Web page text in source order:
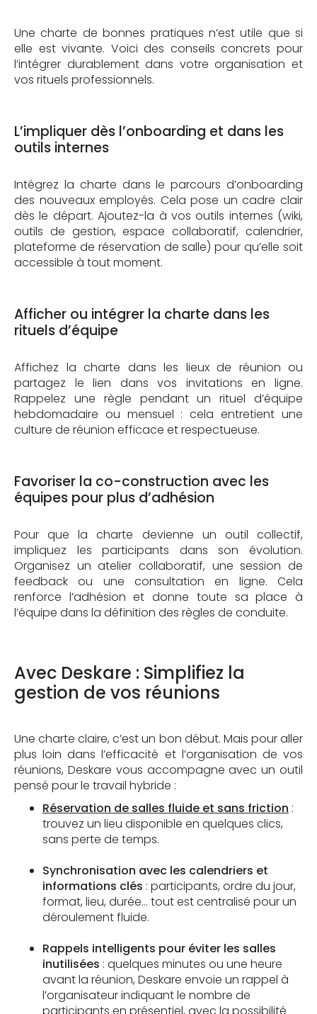
Une charte de bonnes pratiques n’est utile que si
elle est vivante. Voici des conseils concrets pour
l’intégrer durablement dans votre organisation et
vos rituels professionnels.
L’impliquer dès l’onboarding et dans les
outils internes
Intégrez la charte dans le parcours d’onboarding
des nouveaux employés. Cela pose un cadre clair
dès le départ. Ajoutez-la à vos outils internes (wiki,
outils de gestion, espace collaboratif, calendrier,
plateforme de réservation de salle) pour qu’elle soit
accessible à tout moment.
Afficher ou intégrer la charte dans les
rituels d’équipe
Affichez la charte dans les lieux de réunion ou
partagez le lien dans vos invitations en ligne.
Rappelez une règle pendant un rituel d’équipe
hebdomadaire ou mensuel : cela entretient une
culture de réunion efficace et respectueuse.
Favoriser la co-construction avec les
équipes pour plus d’adhésion
Pour que la charte devienne un outil collectif,
impliquez les participants dans son évolution.
Organisez un atelier collaboratif, une session de
feedback ou une consultation en ligne. Cela
renforce l’adhésion et donne toute sa place à
l’équipe dans la définition des règles de conduite.
Avec Deskare : Simplifiez la
gestion de vos réunions
Une charte claire, c’est un bon début. Mais pour aller
plus loin dans l’efficacité et l’organisation de vos
réunions, Deskare vous accompagne avec un outil
pensé pour le travail hybride :
Réservation de salles fluide et sans friction :
trouvez un lieu disponible en quelques clics,
sans perte de temps.
Synchronisation avec les calendriers et
informations clés : participants, ordre du jour,
format, lieu, durée... tout est centralisé pour un
déroulement fluide.
Rappels intelligents pour éviter les salles
inutilisées : quelques minutes ou une heure
avant la réunion, Deskare envoie un rappel à
l’organisateur indiquant le nombre de